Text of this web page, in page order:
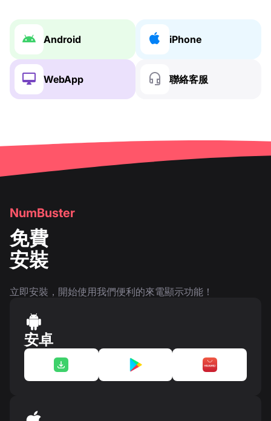
Android iPhone
WebApp 聯絡客服
NumBuster
免費
安裝
立即安裝，開始使用我們便利的來電顯示功能！
安卓